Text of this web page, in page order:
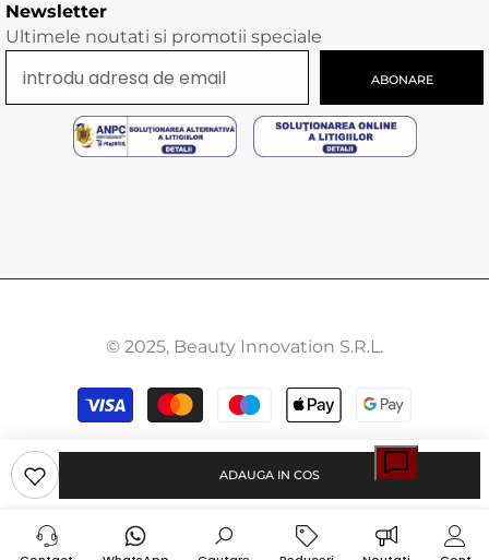
ADAUGA IN COS
Newsletter
Ultimele noutati si promotii speciale
ABONARE
© 2025, Beauty Innovation S.R.L.
Modalitati
de
plata